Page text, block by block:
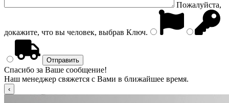
Пожалуйста,
докажите, что вы человек, выбрав Ключ.
Спасибо за Ваше сообщение!
Наш менеджер свяжется с Вами в ближайшее время.